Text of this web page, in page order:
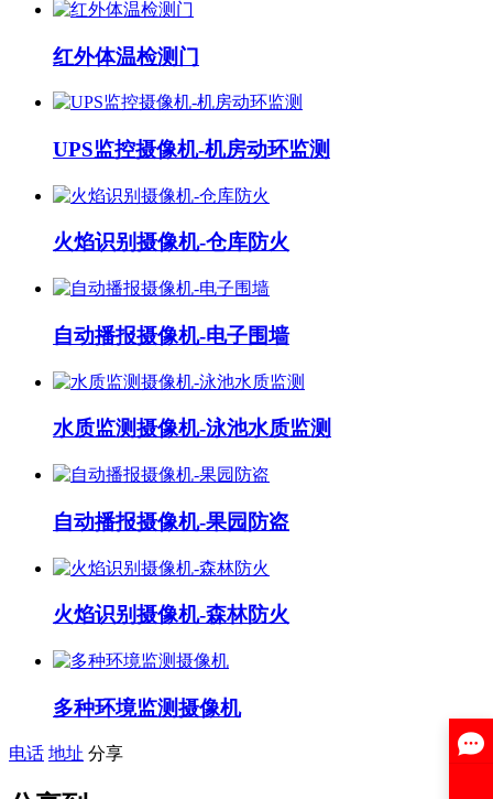
红外体温检测门
UPS监控摄像机-机房动环监测
火焰识别摄像机-仓库防火
自动播报摄像机-电子围墙
水质监测摄像机-泳池水质监测
自动播报摄像机-果园防盗
火焰识别摄像机-森林防火
多种环境监测摄像机
电话 地址 分享